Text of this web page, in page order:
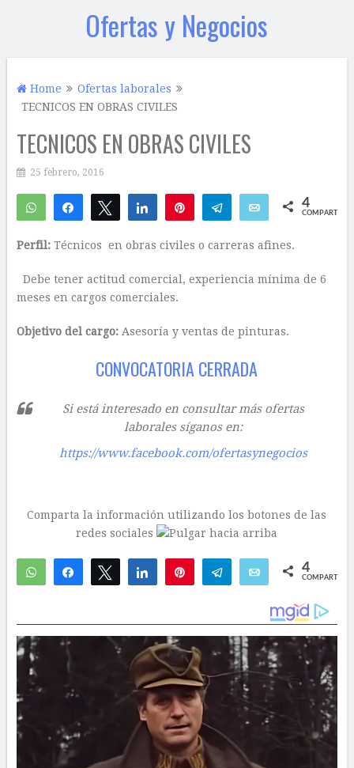
Ofertas y Negocios
Home
Ofertas laborales
TECNICOS EN OBRAS CIVILES
TECNICOS EN OBRAS CIVILES
25 febrero, 2016
WhatsAppCompartirTwittear Compartir Telegram Email 4
COMPARTIR
Perfil:Técnicos en obras civiles o carreras afines.
Debe tener actitud comercial, experiencia mínima de 6
meses en cargos comerciales.
Objetivo del cargo:Asesoría y ventas de pinturas.
CONVOCATORIA CERRADA
Si está interesado en consultar más ofertas
laborales síganos en:
https://www.facebook.com/ofertasynegocios
Comparta la información utilizando los botones de las
redes sociales
WhatsAppCompartirTwittear Compartir Telegram Email 4
COMPARTIR